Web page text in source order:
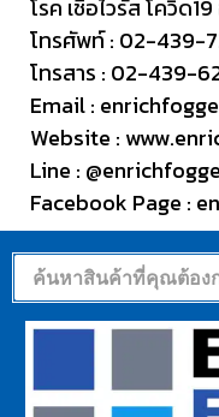
โรค เชื้อไวรัส โควิด
โทรศัพท์ : 02-439-
โทรสาร : 02-439-
Email :
Website :
Line :
Facebook Page :